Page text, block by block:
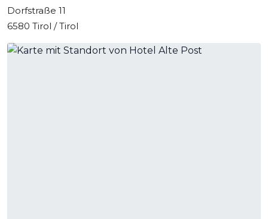
Dorfstraße 11
6580 Tirol / Tirol